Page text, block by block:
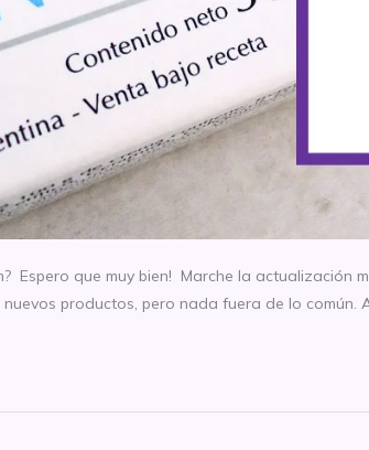
Espero que muy bien! Marche la actualización
productos, pero nada fuera de lo